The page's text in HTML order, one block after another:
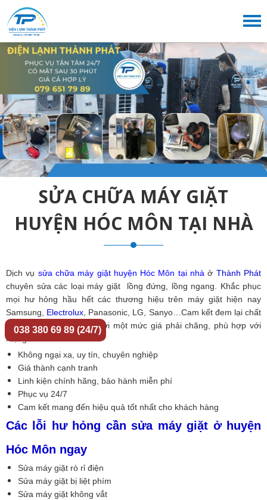
SỬA CHỮA MÁY GIẶT
HUYỆN HÓC MÔN TẠI NHÀ
Dịch vụ sửa chữa máy giặt huyện Hóc Môn tại nhà ở Thành Phát
chuyên sửa các loại máy giặt lồng đứng, lồng ngang. Khắc phục
mọi hư hỏng hầu hết các thương hiệu trên máy giặt hiện nay
Samsung, Electrolux, Panasonic, LG, Sanyo…Cam kết đem lại chất
lượng phục vụ tốt nhất với một mức giá phải chăng, phù hợp với
mọi gia đình.
Không ngại xa, uy tín, chuyên nghiệp
Giá thành cạnh tranh
Linh kiện chính hãng, bảo hành miễn phí
Phục vụ 24/7
Cam kết mang đến hiệu quả tốt nhất cho khách hàng
Các lỗi hư hỏng cần sửa máy giặt ở huyện
Hóc Môn ngay
Sửa máy giặt rò rỉ điện
Sửa máy giặt bị liệt phím
Sửa máy giặt không vắt
038 380 69 89 (24/7)